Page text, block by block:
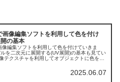
画像編集ソフトを利用して色を付け
の基本
編集ソフトを利用して色を付けていきま
を二次元に展開する(UV展開)の基本も見てい
テクスチャを利用してオブジェクトに色を付
2025.06.07